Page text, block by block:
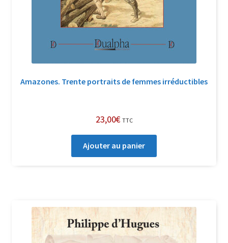
Amazones. Trente portraits de femmes irréductibles
23,00€ TTC
Ajouter au panier